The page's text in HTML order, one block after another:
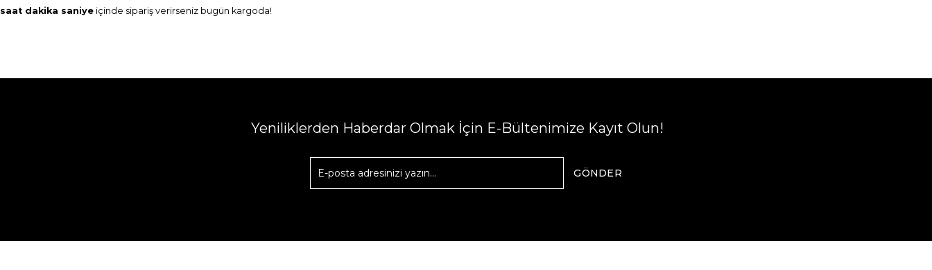
saat dakika saniye içinde sipariş verirseniz bugün kargoda!
Yeniliklerden Haberdar Olmak İçin E-Bültenimize Kayıt Olun!
GÖNDER